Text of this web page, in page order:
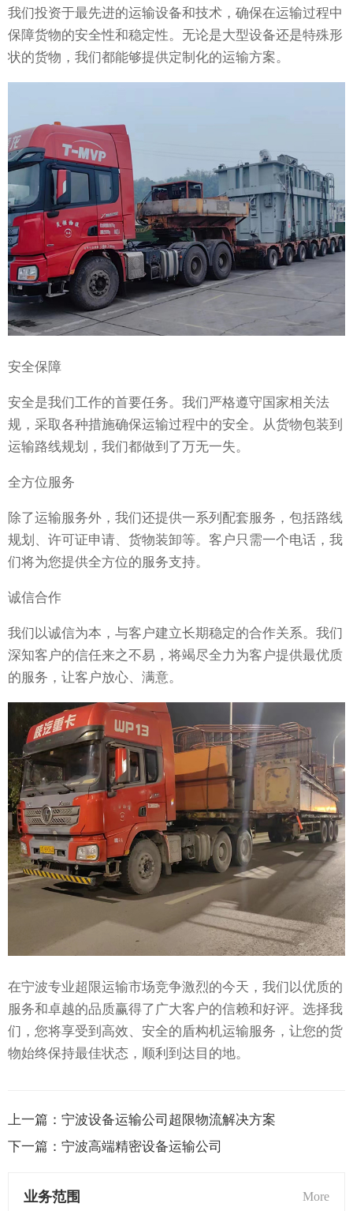
我们投资于最先进的运输设备和技术，确保在运输过程中
保障货物的安全性和稳定性。无论是大型设备还是特殊形
状的货物，我们都能够提供定制化的运输方案。
安全保障
安全是我们工作的首要任务。我们严格遵守国家相关法
规，采取各种措施确保运输过程中的安全。从货物包装到
运输路线规划，我们都做到了万无一失。
全方位服务
除了运输服务外，我们还提供一系列配套服务，包括路线
规划、许可证申请、货物装卸等。客户只需一个电话，我
们将为您提供全方位的服务支持。
诚信合作
我们以诚信为本，与客户建立长期稳定的合作关系。我们
深知客户的信任来之不易，将竭尽全力为客户提供最优质
的服务，让客户放心、满意。
在宁波专业超限运输市场竞争激烈的今天，我们以优质的
服务和卓越的品质赢得了广大客户的信赖和好评。选择我
们，您将享受到高效、安全的盾构机运输服务，让您的货
物始终保持最佳状态，顺利到达目的地。
上一篇： 宁波设备运输公司超限物流解决方案
下一篇： 宁波高端精密设备运输公司
业务范围 More